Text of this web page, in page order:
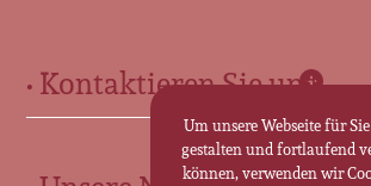
• Kontaktieren Sie uns •
Für Sie in Ohrdruf:
Marktstr. 13 • 99885 Ohrdruf
Um unsere Webseite für
gestalten und fortlaufend
können, verwenden wir